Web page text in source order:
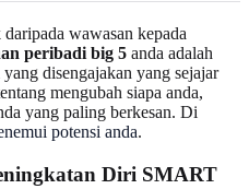
wawasan kepada
peribadi big 5 anda adalah
disengajakan yang sejajar
mengubah siapa anda,
yang paling berkesan. Di
potensi anda.
Diri SMART